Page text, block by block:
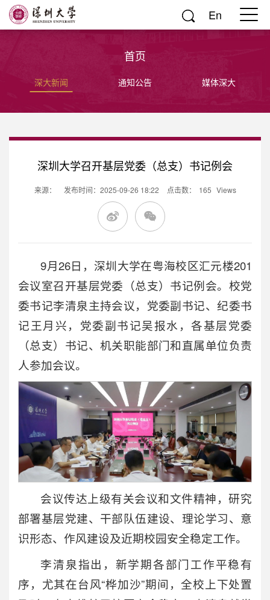
En
首页
深大新闻 通知公告 媒体深大
深圳大学召开基层党委（总支）书记例会
来源： 发布时间：2025-09-26 18:22 点击数： 165 Views
9月26日，深圳大学在粤海校区汇元楼201
会议室召开基层党委（总支）书记例会。校党
委书记李清泉主持会议，党委副书记、纪委书
记王月兴，党委副书记吴报水，各基层党委
（总支）书记、机关职能部门和直属单位负责
人参加会议。
会议传达上级有关会议和文件精神，研究
部署基层党建、干部队伍建设、理论学习、意
识形态、作风建设及近期校园安全稳定工作。
李清泉指出，新学期各部门工作平稳有
序，尤其在台风“桦加沙”期间，全校上下处置